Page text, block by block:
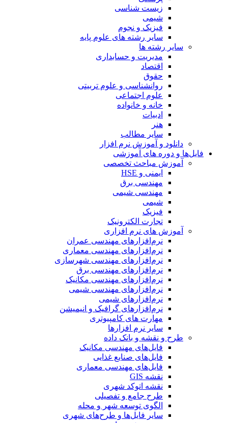
زیست شناسی
شیمی
فیزیک و نجوم
سایر رشته های علوم پایه
سایر رشته ها
مدیریت و حسابداری
اقتصاد
حقوق
روانشناسی و علوم تربیتی
علوم اجتماعی
خانه و خانواده
ادبیات
هنر
سایر مطالب
دانلود و آموزش نرم افزار
فایل‌ها و دوره های آموزشی
آموزش مباحث تخصصی
ایمنی و HSE
مهندسی برق
مهندسی شیمی
شیمی
فیزیک
تجارت الکترونیک
آموزش های نرم افزاری
نرم‌افزارهای مهندسی عمران
نرم‌افزارهای مهندسی معماری
نرم‌افزارهای مهندسی شهرسازی
نرم‌افزارهای مهندسی برق
نرم‌افزارهای مهندسی مکانیک
نرم‌افزارهای مهندسی شیمی
نرم‌افزارهای شیمی
نرم‌افزارهای گرافیک و انیمیشن
مهارت های کامپیوتری
سایر نرم افزارها
طرح و نقشه و بانک داده
فایل‌های مهندسی مکانیک
فایل‌های صنایع غذایی
فایل‌های مهندسی معماری
نقشه GIS
نقشه اتوکد شهری
طرح جامع و تفصیلی
الگوی توسعه شهر و محله
سایر فایل‌ها و طرح‌های شهری